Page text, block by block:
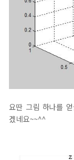
요딴 그림 하나를
겠네요~~^^